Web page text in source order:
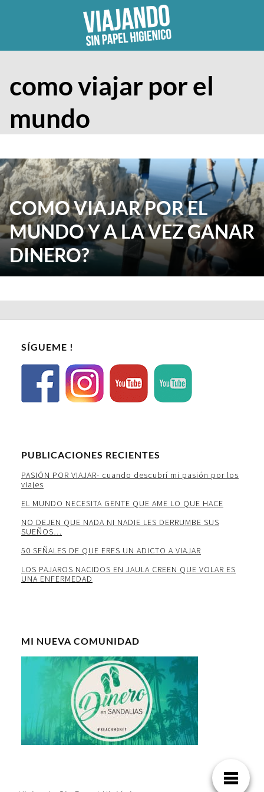
como viajar por el
mundo
COMO VIAJAR POR EL
MUNDO Y A LA VEZ GANAR
DINERO?
SÍGUEME !
PUBLICACIONES RECIENTES
PASIÓN POR VIAJAR- cuando descubrí mi pasión por los
viajes
EL MUNDO NECESITA GENTE QUE AME LO QUE HACE
NO DEJEN QUE NADA NI NADIE LES DERRUMBE SUS
SUEÑOS…
50 SEÑALES DE QUE ERES UN ADICTO A VIAJAR
LOS PAJAROS NACIDOS EN JAULA CREEN QUE VOLAR ES
UNA ENFERMEDAD
MI NUEVA COMUNIDAD